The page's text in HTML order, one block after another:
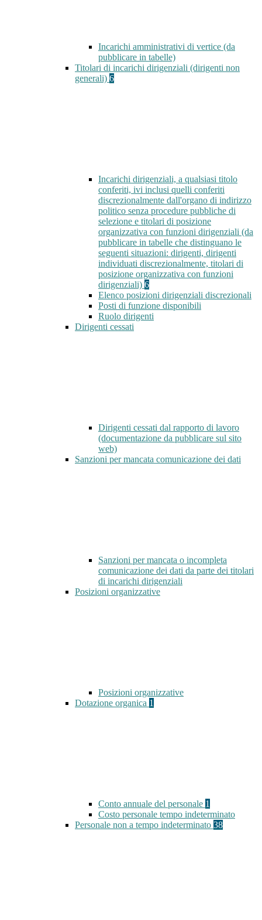
Incarichi amministrativi di vertice (da
pubblicare in tabelle)
Titolari di incarichi dirigenziali (dirigenti non
generali) 6
Incarichi dirigenziali, a qualsiasi titolo
conferiti, ivi inclusi quelli conferiti
discrezionalmente dall'organo di indirizzo
politico senza procedure pubbliche di
selezione e titolari di posizione
organizzativa con funzioni dirigenziali (da
pubblicare in tabelle che distinguano le
seguenti situazioni: dirigenti, dirigenti
individuati discrezionalmente, titolari di
posizione organizzativa con funzioni
dirigenziali) 6
Elenco posizioni dirigenziali discrezionali
Posti di funzione disponibili
Ruolo dirigenti
Dirigenti cessati
Dirigenti cessati dal rapporto di lavoro
(documentazione da pubblicare sul sito
web)
Sanzioni per mancata comunicazione dei dati
Sanzioni per mancata o incompleta
comunicazione dei dati da parte dei titolari
di incarichi dirigenziali
Posizioni organizzative
Posizioni organizzative
Dotazione organica 1
Conto annuale del personale 1
Costo personale tempo indeterminato
Personale non a tempo indeterminato 38